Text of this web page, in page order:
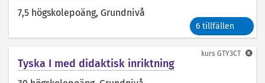
7,5 högskolepoäng, Grundnivå
6 tillfällen
Tyska I med didaktisk inriktning
kurs GTY3CT